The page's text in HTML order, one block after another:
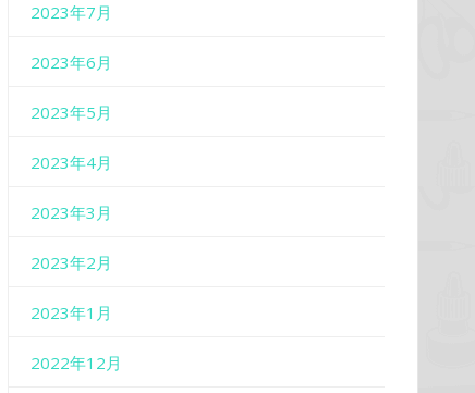
2023年7月
2023年6月
2023年5月
2023年4月
2023年3月
2023年2月
2023年1月
2022年12月